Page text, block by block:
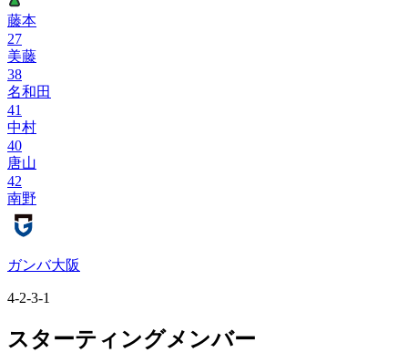
藤本
27
美藤
38
名和田
41
中村
40
唐山
42
南野
ガンバ大阪
4-2-3-1
スターティングメンバー